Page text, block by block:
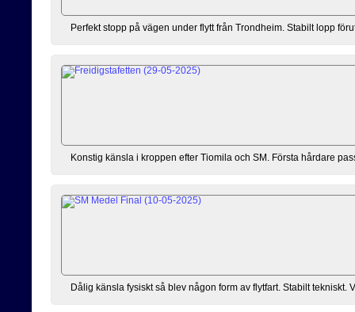
Perfekt stopp på vägen under flytt från Trondheim. Stabilt lopp
Konstig känsla i kroppen efter Tiomila och SM. Första hårdare
Dålig känsla fysiskt så blev någon form av flytfart. Stabilt tekniskt.